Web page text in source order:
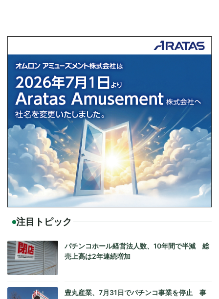
注目トピック
パチンコホール経営法人数、10年間で半減 総
売上高は2年連続増加
豊丸産業、7月31日でパチンコ事業を停止 事